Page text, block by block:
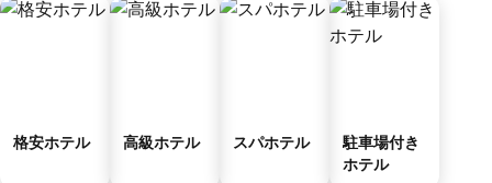
格安ホテル 高級ホテル スパホテル
駐車場付き
ホテル